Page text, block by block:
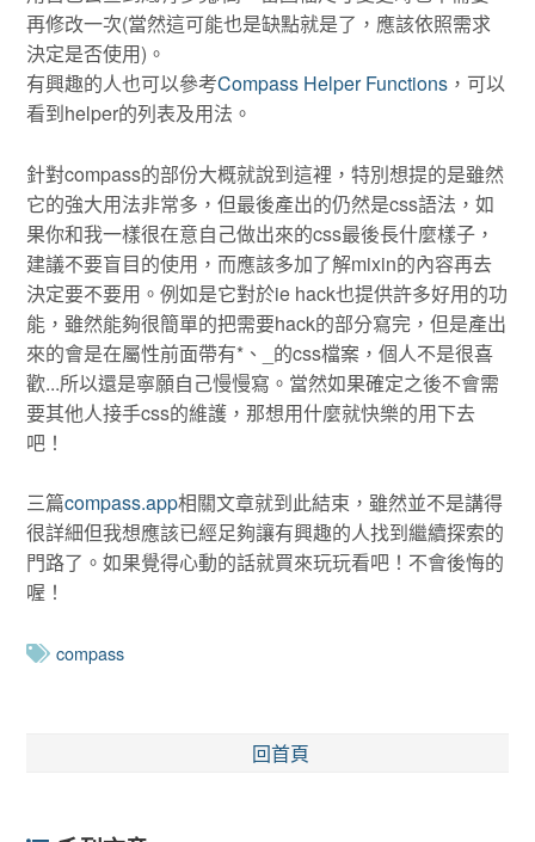
再修改一次(當然這可能也是缺點就是了，應該依照需求
決定是否使用)。
有興趣的人也可以參考Compass Helper Functions ，可以
看到helper的列表及用法。
針對compass的部份大概就說到這裡，特別想提的是雖然
它的強大用法非常多，但最後產出的仍然是css語法，如
果你和我一樣很在意自己做出來的css最後長什麼樣子，
建議不要盲目的使用，而應該多加了解mixin的內容再去
決定要不要用。例如是它對於ie hack也提供許多好用的功
能，雖然能夠很簡單的把需要hack的部分寫完，但是產出
來的會是在屬性前面帶有*、_的css檔案，個人不是很喜
歡...所以還是寧願自己慢慢寫。當然如果確定之後不會需
要其他人接手css的維護，那想用什麼就快樂的用下去
吧！
三篇compass.app相關文章就到此結束，雖然並不是講得
很詳細但我想應該已經足夠讓有興趣的人找到繼續探索的
門路了。如果覺得心動的話就買來玩玩看吧！不會後悔的
喔！
compass
回首頁